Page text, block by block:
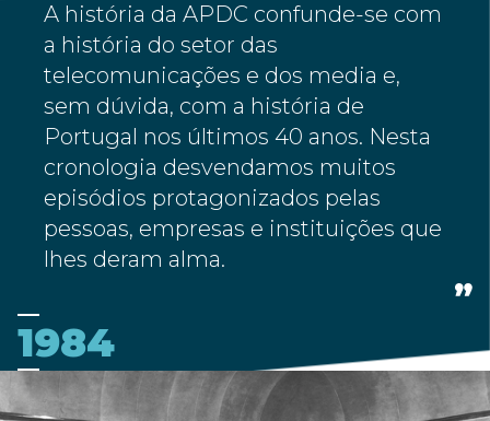
A história da APDC confunde-se com
a história do setor das
telecomunicações e dos media e,
sem dúvida, com a história de
Portugal nos últimos 40 anos. Nesta
cronologia desvendamos muitos
episódios protagonizados pelas
pessoas, empresas e instituições que
lhes deram alma.
1984